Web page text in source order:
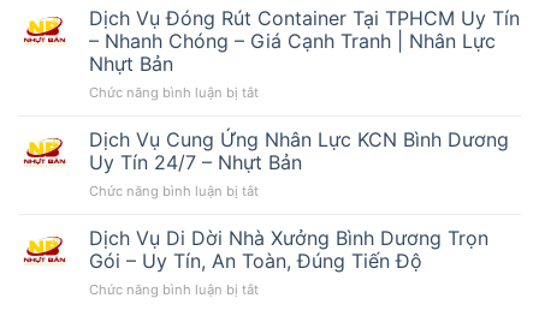
Vụ
Bình
Dương
Tín
Vụ
Đóng
Rút
Tại
Dương
–
Uy
Tín,
Chóng,
Giá
|
Dịch Vụ Đóng Rút Container Tại TPHCM Uy Tín
– Nhanh Chóng – Giá Cạnh Tranh | Nhân Lực
Nhựt Bản
Chức năng bình luận bị tắtở
Vụ
Đóng
Rút
Container
TPHCM
Uy
Tín
–
Dịch Vụ Cung Ứng Nhân Lực KCN Bình Dương
Uy Tín 24/7 – Nhựt Bản
Chức năng bình luận bị tắtở
Vụ
Cung
Ứng
Nhân
Dịch Vụ Di Dời Nhà Xưởng Bình Dương Trọn
Gói – Uy Tín, An Toàn, Đúng Tiến Độ
Chức năng bình luận bị tắtở